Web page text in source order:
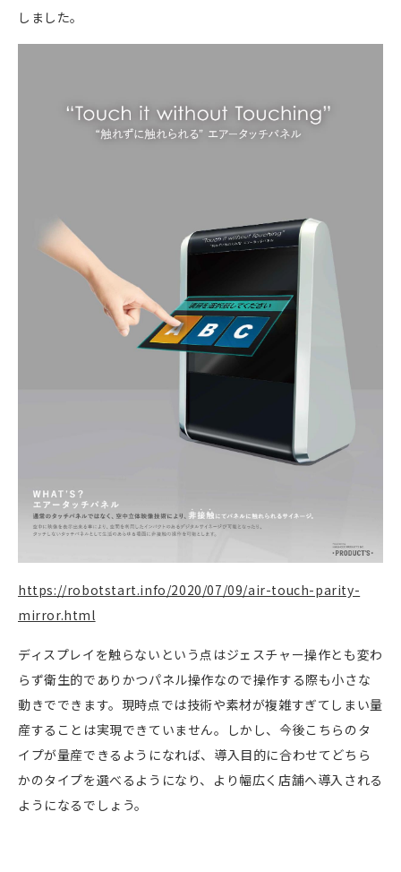
しました。
https://robotstart.info/2020/07/09/air-touch-parity-
mirror.html
ディスプレイを触らないという点はジェスチャー操作とも変わ
らず衛生的でありかつパネル操作なので操作する際も小さな
動きでできます。現時点では技術や素材が複雑すぎてしまい量
産することは実現できていません。しかし、今後こちらのタ
イプが量産できるようになれば、導入目的に合わせてどちら
かのタイプを選べるようになり、より幅広く店舗へ導入される
ようになるでしょう。